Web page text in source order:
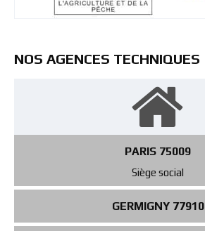
NOS AGENCES TECHNIQUES
PARIS 75009
Siège social
GERMIGNY 77910